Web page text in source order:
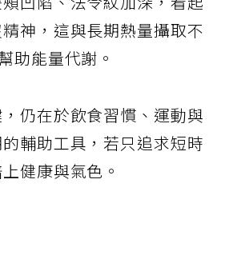
凹陷、法令紋加深，看起
神，這與長期熱量攝取不
助能量代謝。
仍在於飲食習慣、運動與
輔助工具，若只追求短時
健康與氣色。